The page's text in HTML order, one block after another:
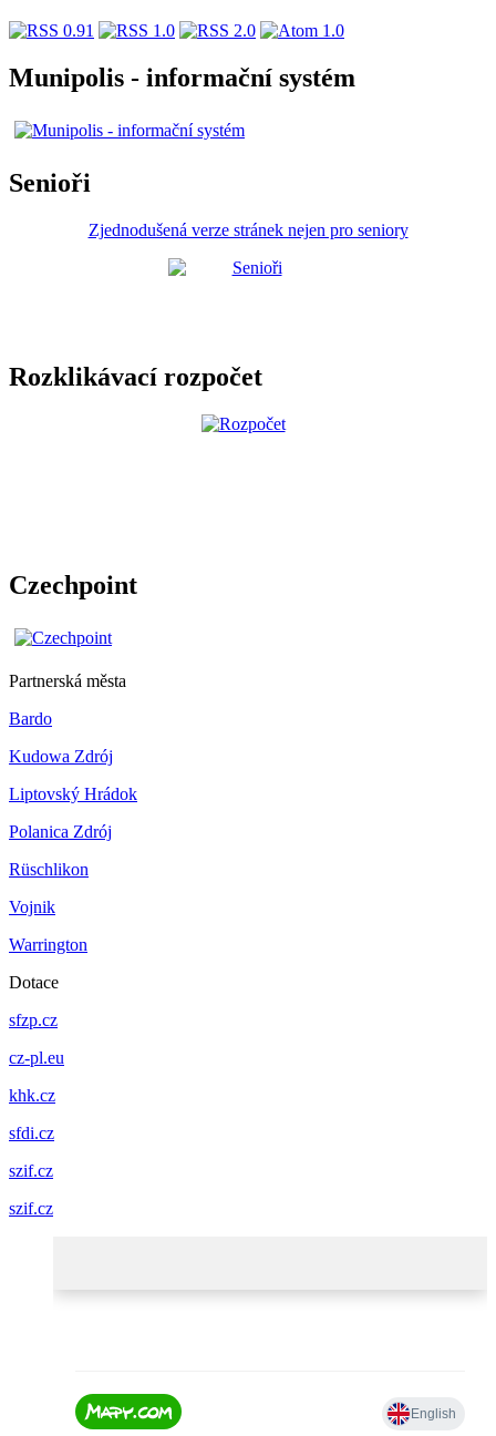
Munipolis - informační systém
Senioři
Zjednodušená verze stránek nejen pro seniory
Rozklikávací rozpočet
Czechpoint
Partnerská města
Bardo
Kudowa Zdrój
Liptovský Hrádok
Polanica Zdrój
Rüschlikon
Vojnik
Warrington
Dotace
sfzp.cz
cz-pl.eu
khk.cz
sfdi.cz
szif.cz
szif.cz